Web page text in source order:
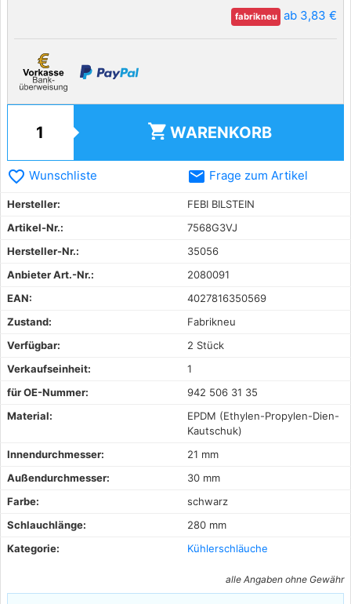
fabrikneu ab 3,83 €
shopping_cart WARENKORB
favorite_border Wunschliste email Frage zum Artikel
Hersteller:
FEBI BILSTEIN
Artikel-Nr.:
7568G3VJ
Hersteller-Nr.:
35056
Anbieter Art.-Nr.:
2080091
EAN:
4027816350569
Zustand:
Fabrikneu
Verfügbar:
2 Stück
Verkaufseinheit:
1
für OE-Nummer:
942 506 31 35
Material:
EPDM (Ethylen-Propylen-Dien-
Kautschuk)
Innendurchmesser:
21 mm
Außendurchmesser:
30 mm
Farbe:
schwarz
Schlauchlänge:
280 mm
Kategorie:
Kühlerschläuche
alle Angaben ohne Gewähr